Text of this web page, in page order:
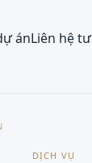
ánLiên hệ
DỊCH VỤ